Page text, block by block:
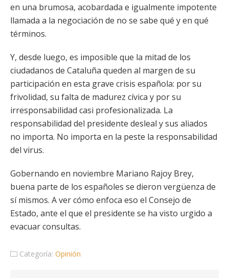
en una brumosa, acobardada e igualmente impotente
llamada a la negociación de no se sabe qué y en qué
términos.
Y, desde luego, es imposible que la mitad de los
ciudadanos de Cataluña queden al margen de su
participación en esta grave crisis española: por su
frivolidad, su falta de madurez cívica y por su
irresponsabilidad casi profesionalizada. La
responsabilidad del presidente desleal y sus aliados
no importa. No importa en la peste la responsabilidad
del virus.
Gobernando en noviembre Mariano Rajoy Brey,
buena parte de los españoles se dieron vergüenza de
sí mismos. A ver cómo enfoca eso el Consejo de
Estado, ante el que el presidente se ha visto urgido a
evacuar consultas.
Categoría: Opinión